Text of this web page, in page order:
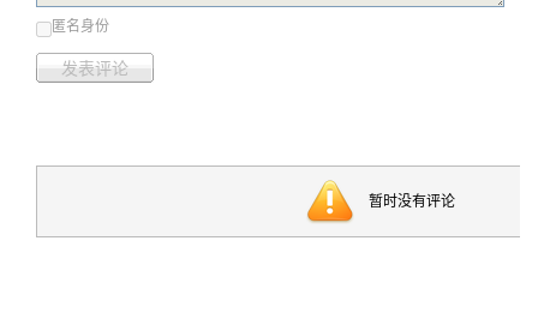
匿名身份
发表评论
暂时没有评论